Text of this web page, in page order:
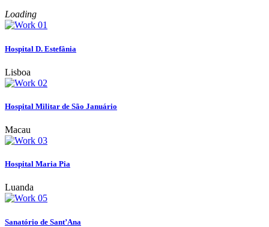
Loading
Hospital D. Estefânia
Lisboa
Hospital Militar de São Januário
Macau
Hospital Maria Pia
Luanda
Sanatório de Sant’Ana